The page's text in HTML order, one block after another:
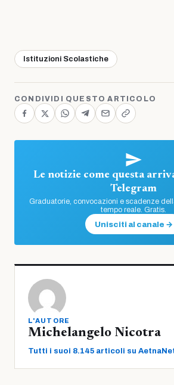
Istituzioni Scolastiche
CONDIVIDI QUESTO ARTICOLO
Le notizie come questa
Telegram
Graduatorie, convocazioni e scadenze
tempo reale. Gratis.
Unisciti al canale →
L'AUTORE
Michelangelo Nicotra
Tutti i suoi 8.145 articoli su